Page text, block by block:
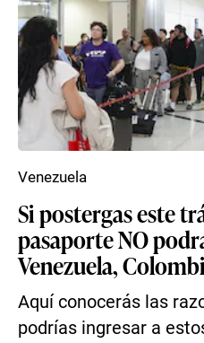
Si postergas este
pasaporte NO
Venezuela,
Aquí conocerás las
podrías ingresar a
Venezuela